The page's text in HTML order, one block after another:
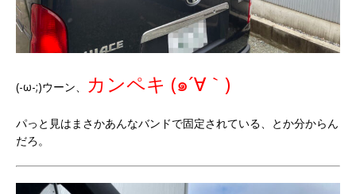
(-ω-;)ウーン、 カンペキ (๑´∀｀)
パっと見はまさかあんなバンドで固定されている、とか分からん
だろ。